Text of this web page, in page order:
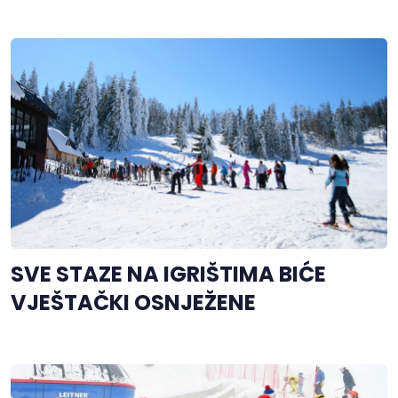
SVE STAZE NA IGRIŠTIMA BIĆE
VJEŠTAČKI OSNJEŽENE